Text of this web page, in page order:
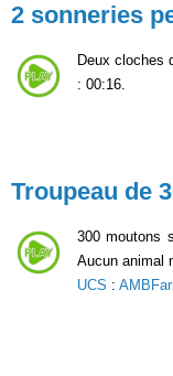
2 sonneries
Deux cloches
: 00:16.
Troupeau de
300 moutons
Aucun animal
UCS :